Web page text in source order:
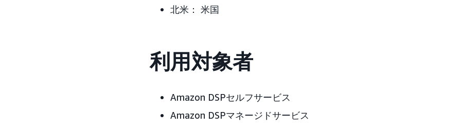
北米： 米国
利用対象者
Amazon DSPセルフサービス
Amazon DSPマネージドサービス